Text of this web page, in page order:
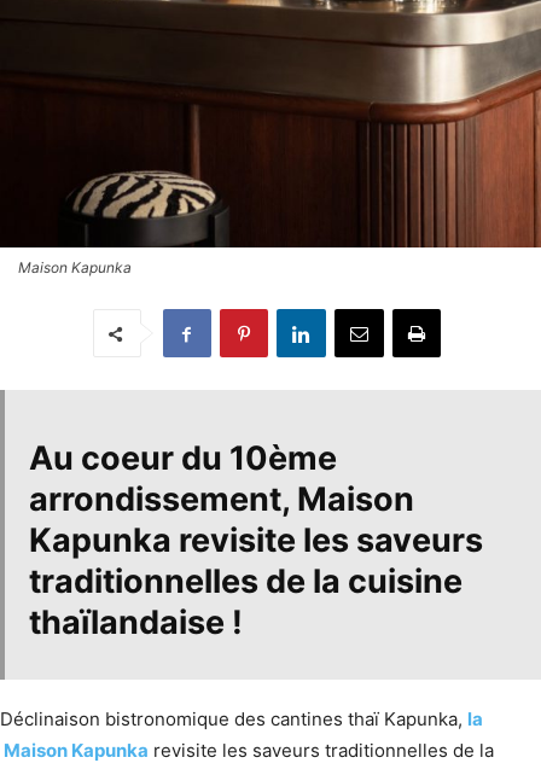
Maison Kapunka
Au coeur du 10ème
arrondissement, Maison
Kapunka revisite les saveurs
traditionnelles de la cuisine
thaïlandaise !
Déclinaison bistronomique des cantines thaï Kapunka, la
Maison Kapunka revisite les saveurs traditionnelles de la